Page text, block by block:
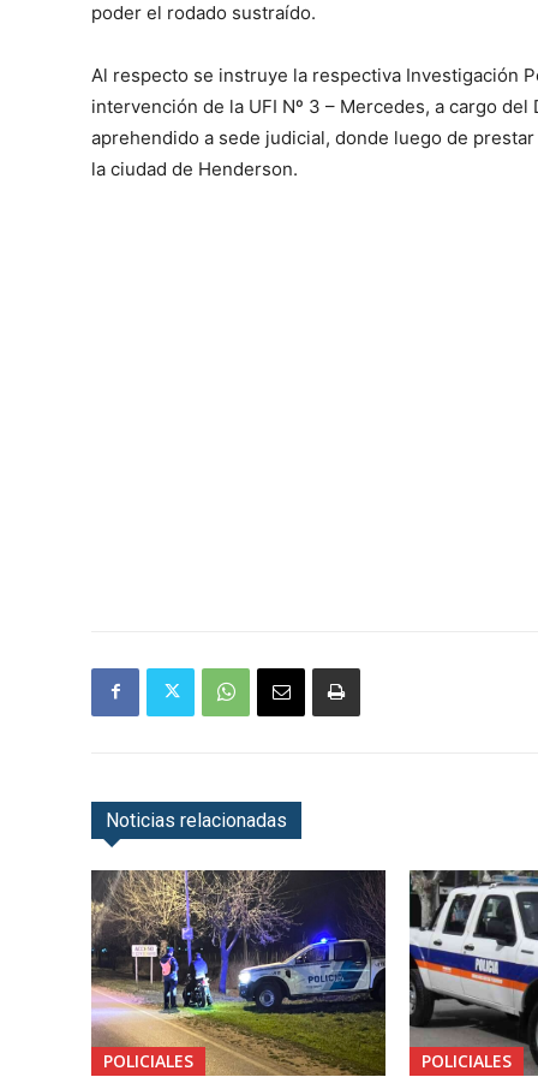
poder el rodado sustraído.
Al respecto se instruye la respectiva Investigación
intervención de la UFI Nº 3 – Mercedes, a cargo
aprehendido a sede judicial, donde luego de
la ciudad de Henderson.
Noticias relacionadas
POLICIALES POLICIALES